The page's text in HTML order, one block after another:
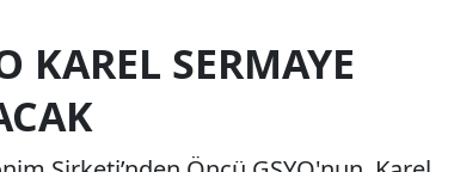
KAREL SERMAYE